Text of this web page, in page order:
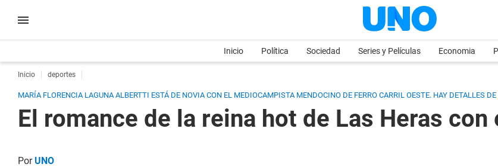
Inicio Política Sociedad Series y Películas Economia
Inicio deportes
MARÍA FLORENCIA LAGUNA ALBERTTI ESTÁ DE NOVIA CON EL MEDIOCAMPISTA MENDOCINO DE FERRO CARRIL OESTE. HAY DETALLES
El romance de la reina hot de Las Heras
PorUNO